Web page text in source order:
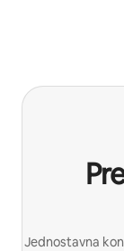
Jednostavna